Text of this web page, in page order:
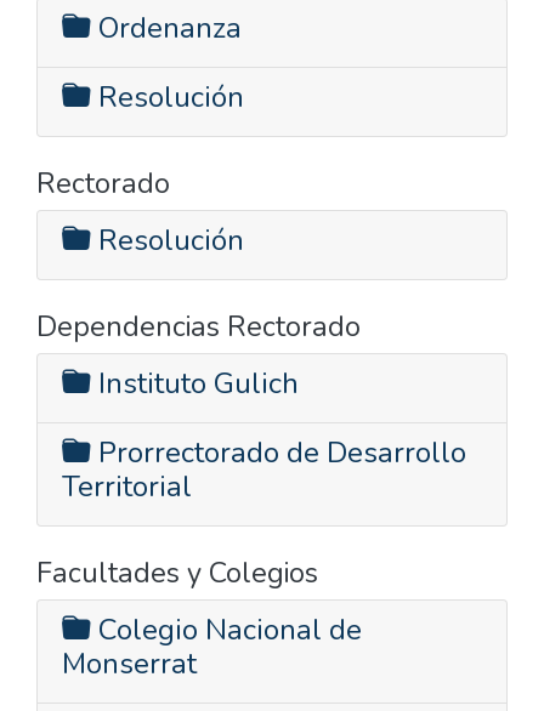
Ordenanza
Resolución
Rectorado
Resolución
Dependencias Rectorado
Instituto Gulich
Prorrectorado de Desarrollo
Territorial
Facultades y Colegios
Colegio Nacional de
Monserrat